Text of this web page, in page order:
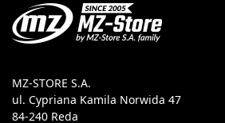
MZ-STORE S.A.
ul. Cypriana Kamila Norwida 47
84-240 Reda